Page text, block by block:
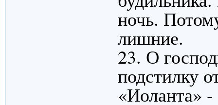
ночь.
лишние.
23. О
подстилку
«Иоланта» -